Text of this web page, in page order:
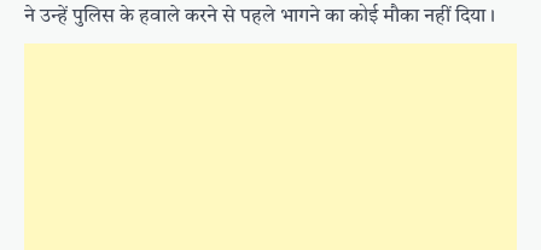
ने उन्हें पुलिस के हवाले करने से पहले भागने का कोई मौका नहीं दिया।